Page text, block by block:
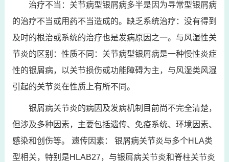
治疗不当：关节病型银屑病多半是因为寻常型银屑病
的治疗不当或用药不当造成的。缺乏系统治疗：没有得到
及时的根治或系统的治疗也是发病原因之一。与风湿性关
节炎的区别：性质不同：关节病型银屑病是一种慢性炎症
性的银屑病，以关节损伤或功能障碍为主，与风湿类风湿
引起的关节炎在性质上有所不同。
银屑病关节炎的病因及发病机制目前尚不完全清楚，
但涉及多种因素，主要包括遗传、免疫系统、环境因素、
感染和创伤等。 遗传因素： 银屑病关节炎与多个HLA类
型相关，特别是HLAB27，与银屑病关节炎和脊柱关节炎